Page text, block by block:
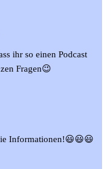
ihr so einen Podcast
Fragen😉
Informationen!😃😃😃